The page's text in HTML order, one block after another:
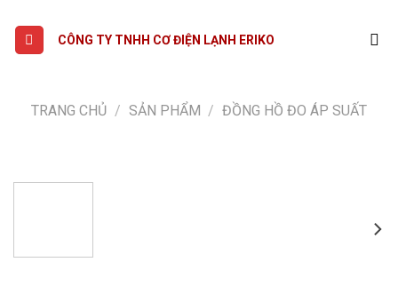
content
CÔNG TY TNHH CƠ ĐIỆN LẠNH ERIKO
TRANG CHỦ / SẢN PHẨM / ĐỒNG HỒ ĐO ÁP SUẤT